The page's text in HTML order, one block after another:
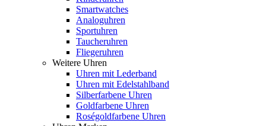
Smartwatches
Analoguhren
Sportuhren
Taucheruhren
Fliegeruhren
Weitere Uhren
Uhren mit Lederband
Uhren mit Edelstahlband
Silberfarbene Uhren
Goldfarbene Uhren
Roségoldfarbene Uhren